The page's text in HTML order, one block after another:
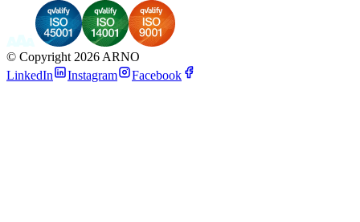
© Copyright 2026 ARNO
LinkedIn
Instagram Facebook